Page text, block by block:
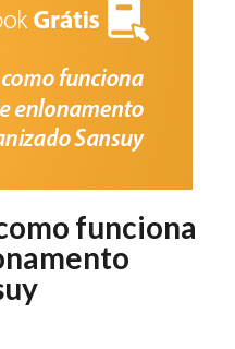
funciona